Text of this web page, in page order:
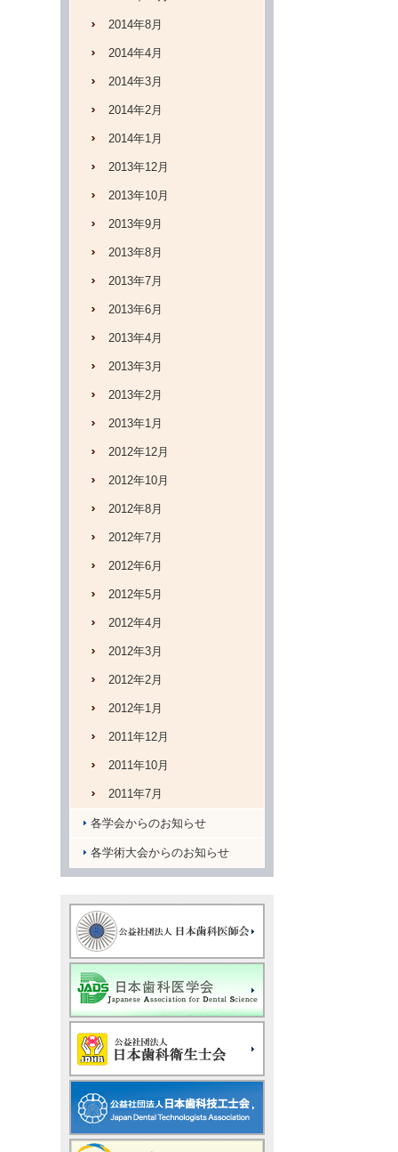
2014年8月
2014年4月
2014年3月
2014年2月
2014年1月
2013年12月
2013年10月
2013年9月
2013年8月
2013年7月
2013年6月
2013年4月
2013年3月
2013年2月
2013年1月
2012年12月
2012年10月
2012年8月
2012年7月
2012年6月
2012年5月
2012年4月
2012年3月
2012年2月
2012年1月
2011年12月
2011年10月
2011年7月
各学会からのお知らせ
各学術大会からのお知らせ